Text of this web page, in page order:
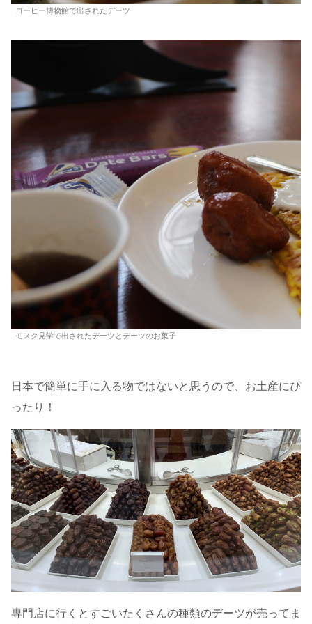
コーヒー博物館で出されたデーツ
モスク見学で出されたデーツとデーツのお菓子
日本で簡単に手に入る物ではないと思うので、お土産にぴ
ったり！
専門店に行くとすごいたくさんの種類のデーツが売ってま